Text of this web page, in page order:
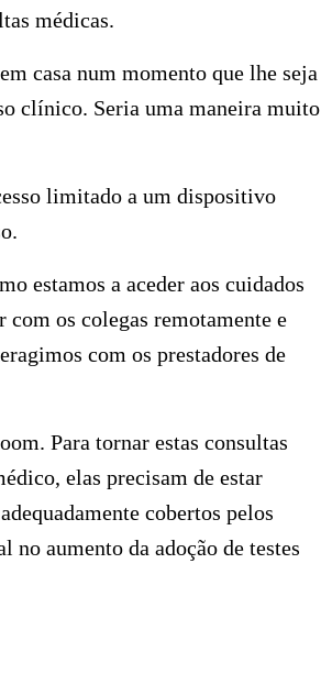
médicas.
casa num momento que lhe seja
clínico. Seria uma maneira muito
limitado a um dispositivo
estamos a aceder aos cuidados
com os colegas remotamente e
com os prestadores de
Para tornar estas consultas
elas precisam de estar
cobertos pelos
no aumento da adoção de testes